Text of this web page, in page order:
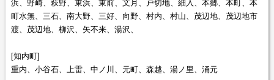
浜、野崎、萩野、東浜、東前、文月、戸切地、細入、本郷、本町、本
町水無、三石、南大野、三好、向野、村内、村山、茂辺地、茂辺地市
渡、茂辺地、柳沢、矢不来、湯沢、
[知内町]
重内、小谷石、上雷、中ノ川、元町、森越、湯ノ里、涌元